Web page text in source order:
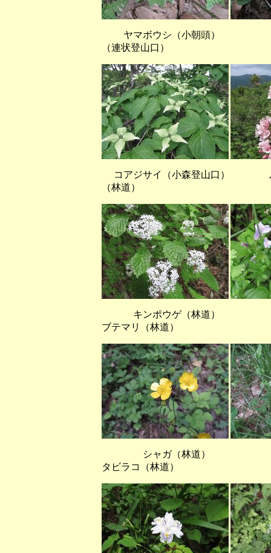
ヤマボウシ（小朝頭） タ
（連状登山口）
コアジサイ（小森登山口）
（林道）
キンポウゲ（林道
ブテマリ（林道）
シャガ（林道）
タビラコ（林道）